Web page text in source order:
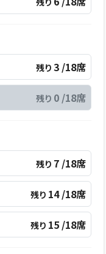
残り3 /18席
残り0 /18席
残り7 /18席
残り14 /18席
残り15 /18席